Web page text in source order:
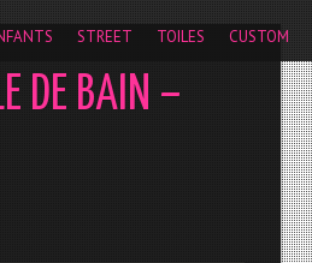
STREET TOILES CUSTOM
DE BAIN –